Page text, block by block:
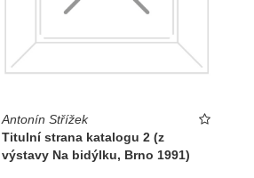
Antonín Střížek
Titulní strana katalogu 2 (z
výstavy Na bidýlku, Brno 1991)